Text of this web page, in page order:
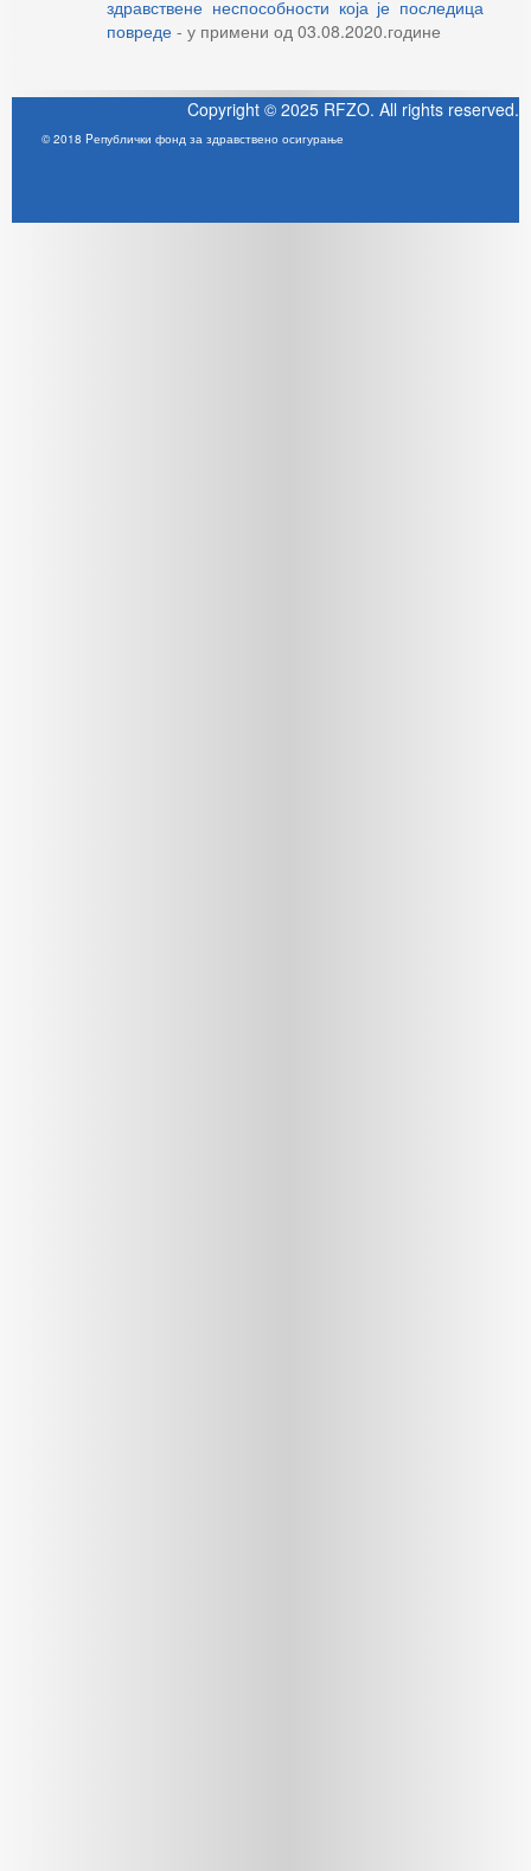
здравствене неспособности која је последица
повреде - у примени од 03.08.2020.године
Copyright © 2025 RFZO. All rights reserved.
© 2018 Pепублички фонд за здравствено осигурање